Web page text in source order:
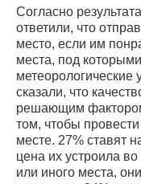
Согласно
ответили, что
место, если им
места, под
метеорологические
сказали, что
решающим
том, чтобы
месте. 27% ставят
цена их устроила
или иного места,